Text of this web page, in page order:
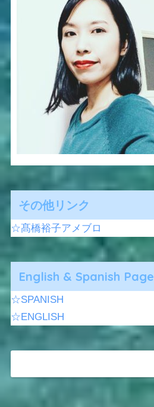
その他リンク
☆髙橋裕子アメブロ
English & Spanish Page
☆SPANISH
☆ENGLISH